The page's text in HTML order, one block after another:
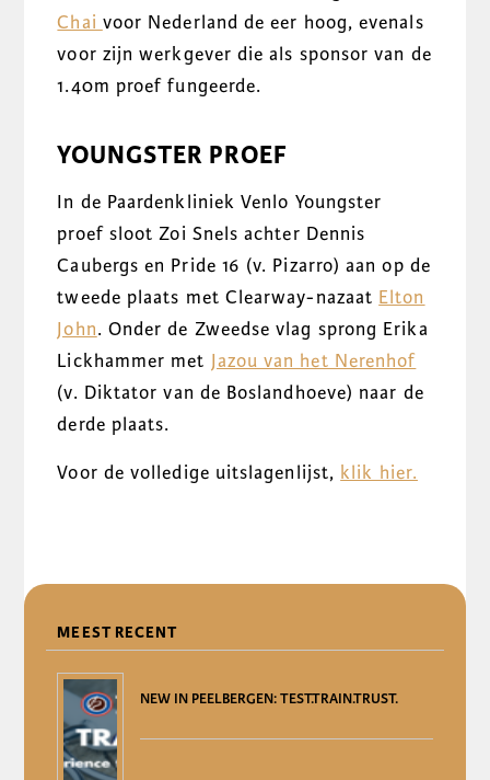
Chai voor Nederland de eer hoog, evenals
voor zijn werkgever die als sponsor van de
1.40m proef fungeerde.
YOUNGSTER PROEF
In de Paardenkliniek Venlo Youngster
proef sloot Zoi Snels achter Dennis
Caubergs en Pride 16 (v. Pizarro) aan op de
tweede plaats met Clearway-nazaat Elton
John. Onder de Zweedse vlag sprong Erika
Lickhammer met Jazou van het Nerenhof
(v. Diktator van de Boslandhoeve) naar de
derde plaats.
Voor de volledige uitslagenlijst, klik hier.
MEEST RECENT
NEW IN PEELBERGEN: TEST.TRAIN.TRUST.